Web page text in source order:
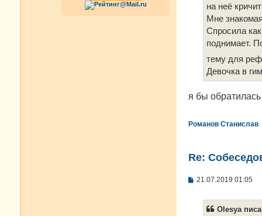
на неё
Мне
Спросила
поднимает.
тему для
Девочка в
я бы
Романов Станислав
Re:
С
21.07.2019 01:05
Olesya